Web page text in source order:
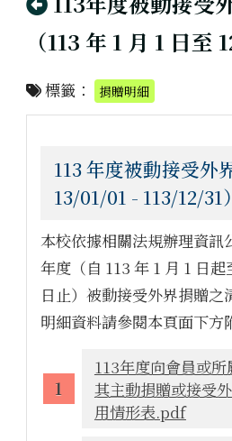
（113 年 1 月 1 日至
標籤： 捐贈明細
113 年度被動接受外
13/01/01 - 113/12/31）
本校依據相關法規辦理資訊
年度（自 113 年 1 月 1 日起
日止）被動接受外界捐贈之
明細資料請參閱本頁面下方
113年度向會員或
其主動捐贈或接受
用情形表.pdf